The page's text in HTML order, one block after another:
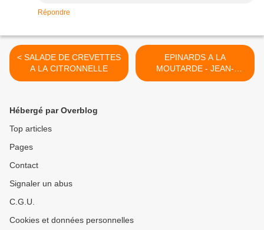
Répondre
< SALADE DE CREVETTES
A LA CITRONNELLE
EPINARDS A LA
MOUTARDE - JEAN-
FRANCOIS PIEGE >
Hébergé par Overblog
Top articles
Pages
Contact
Signaler un abus
C.G.U.
Cookies et données personnelles